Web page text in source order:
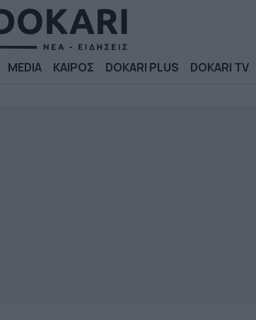
MEDIA ΚΑΙΡΟΣ DOKARI PLUS DOKARI TV